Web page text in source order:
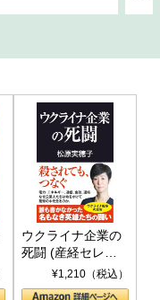
ウクライナ企業の
死闘 (産経セレク
ト S 039)¥1,210（税込）